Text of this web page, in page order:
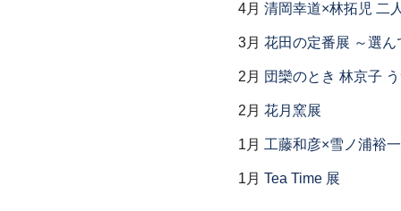
4月 清岡幸道×林拓児 二
3月 花田の定番展 ～選
2月 団欒のとき 林京子
2月 花月窯展
1月 工藤和彦×雪ノ浦裕
1月 Tea Time 展